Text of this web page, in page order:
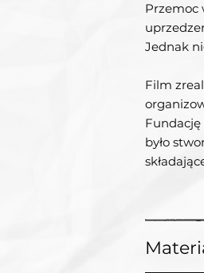
Przemoc
Jednak
Film
było